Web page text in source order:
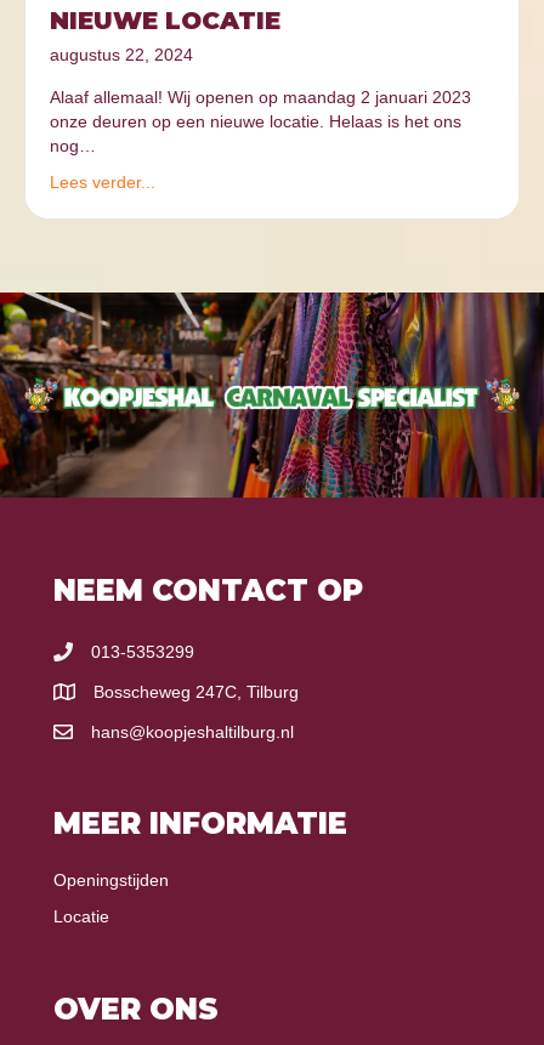
NIEUWE LOCATIE
augustus 22, 2024
Alaaf allemaal! Wij openen op maandag 2 januari 2023
onze deuren op een nieuwe locatie. Helaas is het ons
nog…
Lees verder...
NEEM CONTACT OP
013-5353299
Bosscheweg 247C, Tilburg
hans@koopjeshaltilburg.nl
MEER INFORMATIE
Openingstijden
Locatie
OVER ONS